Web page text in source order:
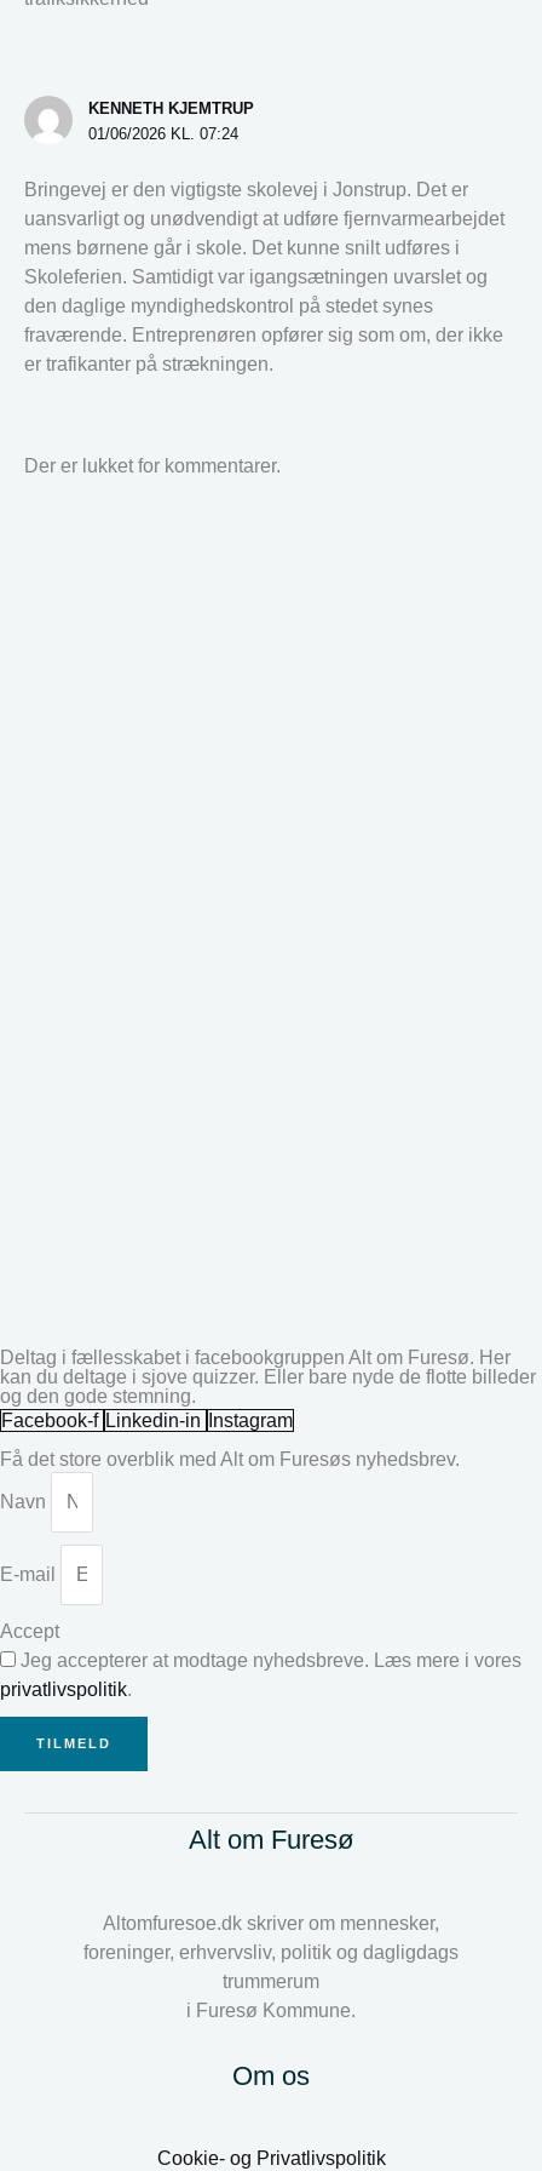
KENNETH KJEMTRUP
01/06/2026 KL. 07:24
Bringevej er den vigtigste skolevej i Jonstrup. Det er
uansvarligt og unødvendigt at udføre fjernvarmearbejdet
mens børnene går i skole. Det kunne snilt udføres i
Skoleferien. Samtidigt var igangsætningen uvarslet og
den daglige myndighedskontrol på stedet synes
fraværende. Entreprenøren opfører sig som om, der ikke
er trafikanter på strækningen.
Der er lukket for kommentarer.
Deltag i fællesskabet i facebookgruppen Alt om Furesø. Her
kan du deltage i sjove quizzer. Eller bare nyde de flotte billeder
og den gode stemning.
Facebook-f Linkedin-in
Instagram
Få det store overblik med Alt om Furesøs nyhedsbrev.
Navn
E-mail
Accept
Jeg accepterer at modtage nyhedsbreve. Læs mere i vores
privatlivspolitik.
TILMELD
Alt om Furesø
Altomfuresoe.dk skriver om mennesker,
foreninger, erhvervsliv, politik og dagligdags
trummerum
i Furesø Kommune.
Om os
Cookie- og Privatlivspolitik